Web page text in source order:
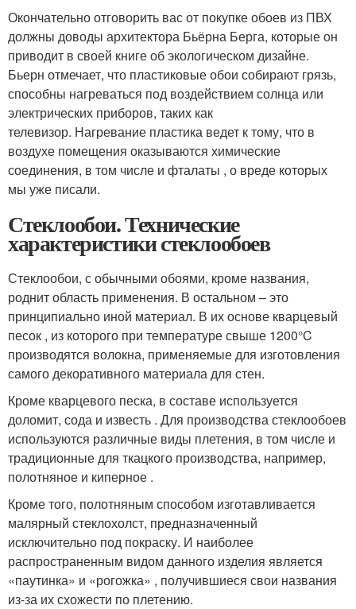
Окончательно отговорить вас от покупке обоев из ПВХ
должны доводы архитектора Бьёрна Берга, которые он
приводит в своей книге об экологическом дизайне.
Бьерн отмечает, что пластиковые обои собирают грязь,
способны нагреваться под воздействием солнца или
электрических приборов, таких как
телевизор. Нагревание пластика ведет к тому, что в
воздухе помещения оказываются химические
соединения, в том числе и фталаты , о вреде которых
мы уже писали.
Стеклообои. Технические
характеристики стеклообоев
Стеклообои, с обычными обоями, кроме названия,
роднит область применения. В остальном – это
принципиально иной материал. В их основе кварцевый
песок , из которого при температуре свыше 1200°C
производятся волокна, применяемые для изготовления
самого декоративного материала для стен.
Кроме кварцевого песка, в составе используется
доломит, сода и известь . Для производства стеклообоев
используются различные виды плетения, в том числе и
традиционные для ткацкого производства, например,
полотняное и киперное .
Кроме того, полотняным способом изготавливается
малярный стеклохолст, предназначенный
исключительно под покраску. И наиболее
распространенным видом данного изделия является
«паутинка» и «рогожка» , получившиеся свои названия
из-за их схожести по плетению.